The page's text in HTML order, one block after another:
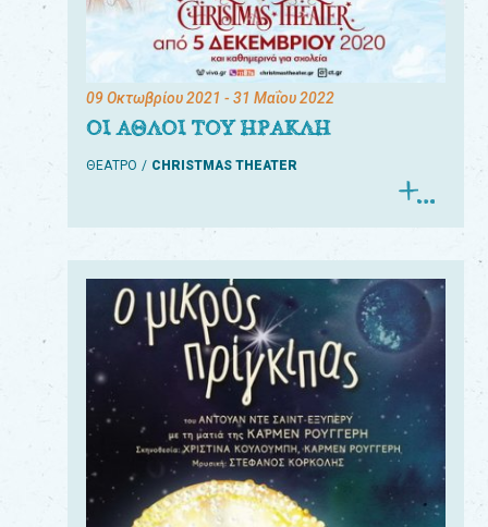
09 Οκτωβρίου 2021 - 31 Μαΐου 2022
ΟΙ ΑΘΛΟΙ ΤΟΥ ΗΡΑΚΛΗ
ΘΕΑΤΡΟ CHRISTMAS THEATER